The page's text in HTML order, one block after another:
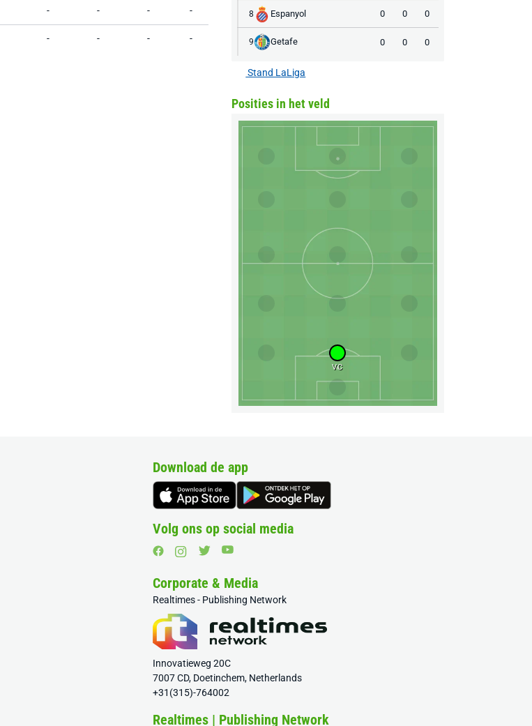
- - - -
- - - -
8 Espanyol 0 0 0
9 Getafe 0 0 0
Stand LaLiga
Posities in het veld
VC
Download de app
Volg ons op social media
Corporate & Media
Realtimes - Publishing Network
Innovatieweg 20C
7007 CD, Doetinchem, Netherlands
+31(315)-764002
Realtimes | Publishing Network